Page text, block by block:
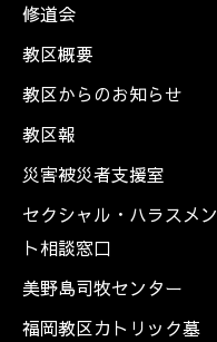
修道会
教区概要
教区からのお知らせ
教区報
災害被災者支援室
セクシャル・ハラスメン
ト相談窓口
美野島司牧センター
福岡教区カトリック墓